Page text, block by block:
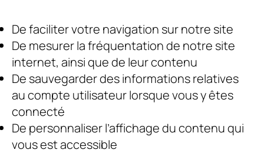
De faciliter votre navigation sur notre site
De mesurer la fréquentation de notre site
internet, ainsi que de leur contenu
De sauvegarder des informations relatives
au compte utilisateur lorsque vous y êtes
connecté
De personnaliser l’affichage du contenu qui
vous est accessible